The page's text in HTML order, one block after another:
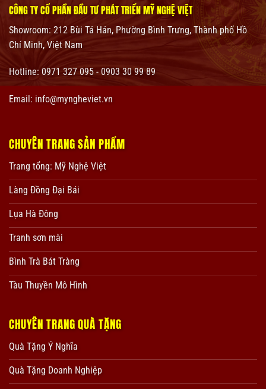
CÔNG TY CỔ PHẦN ĐẦU TƯ PHÁT TRIỂN MỸ NGHỆ VIỆT
Showroom: 212 Bùi Tá Hán, Phường Bình Trưng, Thành phố Hồ
Chí Minh, Việt Nam
Hotline: 0971 327 095 - 0903 30 99 89
Email: info@myngheviet.vn
CHUYÊN TRANG SẢN PHẨM
Trang tổng: Mỹ Nghệ Việt
Làng Đồng Đại Bái
Lụa Hà Đông
Tranh sơn mài
Bình Trà Bát Tràng
Tàu Thuyền Mô Hình
CHUYÊN TRANG QUÀ TẶNG
Quà Tặng Ý Nghĩa
Quà Tặng Doanh Nghiệp